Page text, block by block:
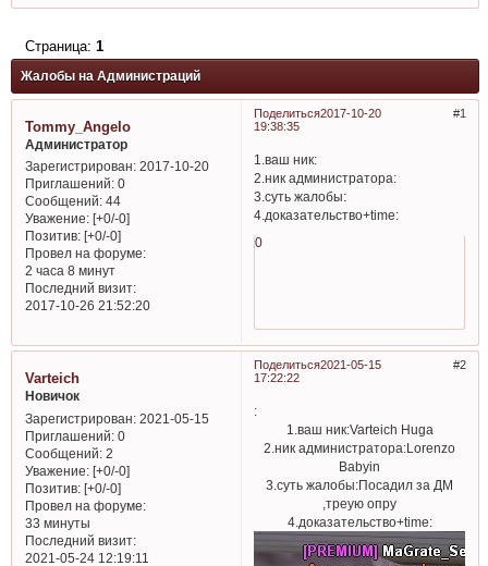
Жалобы на Администраций
Страница: 1
Поделиться 1
2017-10-20
19:38:35
Tommy_Angelo
Администратор
Зарегистрирован: 2017-10-20
Приглашений:0
Сообщений:44
Уважение: [+0/-0]
Позитив: [+0/-0]
Провел на форуме:
2 часа 8 минут
Последний визит:
2017-10-26 21:52:20
1.ваш ник:
2.ник администратора:
3.суть жалобы:
4.доказательство+time:
0
Поделиться 2
2021-05-15
17:22:22
Varteich
Новичок
Зарегистрирован: 2021-05-15
Приглашений:0
Сообщений:2
Уважение: [+0/-0]
Позитив: [+0/-0]
Провел на форуме:
33 минуты
Последний визит:
2021-05-24 12:19:11
:
1.ваш ник:Varteich Huga
2.ник администратора:Lorenzo
Babyin
3.суть жалобы:Посадил за ДМ
,треую опру
4.доказательство+time: